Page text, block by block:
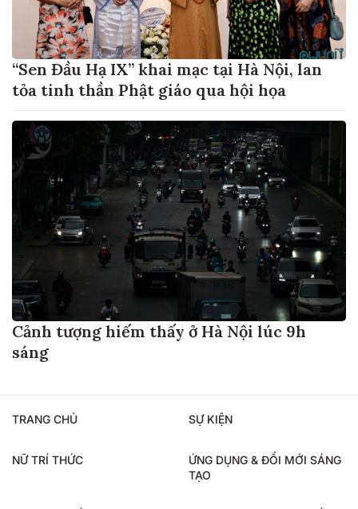
“Sen Đầu Hạ IX” khai mạc tại Hà Nội, lan
tỏa tinh thần Phật giáo qua hội họa
Cảnh tượng hiếm thấy ở Hà Nội lúc 9h
sáng
TRANG CHỦ SỰ KIỆN
NỮ TRÍ THỨC
ỨNG DỤNG & ĐỔI MỚI SÁNG
TẠO